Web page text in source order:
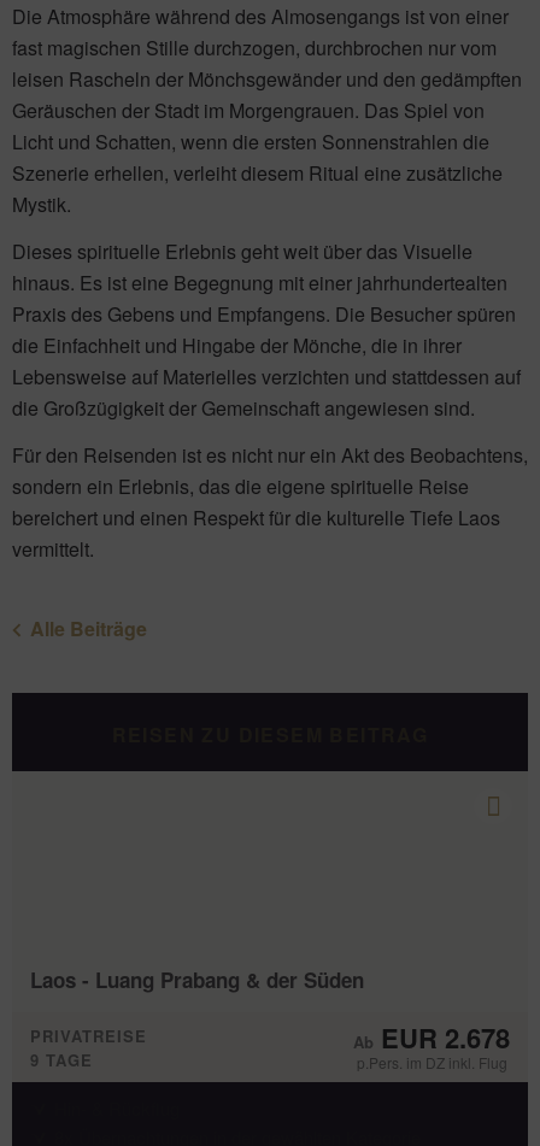
Die Atmosphäre während des Almosengangs ist von einer
fast magischen Stille durchzogen, durchbrochen nur vom
leisen Rascheln der Mönchsgewänder und den gedämpften
Geräuschen der Stadt im Morgengrauen. Das Spiel von
Licht und Schatten, wenn die ersten Sonnenstrahlen die
Szenerie erhellen, verleiht diesem Ritual eine zusätzliche
Mystik.
Dieses spirituelle Erlebnis geht weit über das Visuelle
hinaus. Es ist eine Begegnung mit einer jahrhundertealten
Praxis des Gebens und Empfangens. Die Besucher spüren
die Einfachheit und Hingabe der Mönche, die in ihrer
Lebensweise auf Materielles verzichten und stattdessen auf
die Großzügigkeit der Gemeinschaft angewiesen sind.
Für den Reisenden ist es nicht nur ein Akt des Beobachtens,
sondern ein Erlebnis, das die eigene spirituelle Reise
bereichert und einen Respekt für die kulturelle Tiefe Laos
vermittelt.
Alle Beiträge
Laos - Luang Prabang & der Süden
PRIVATREISE
9 TAGE
EUR 2.678
p.Pers. im DZ inkl. Flug